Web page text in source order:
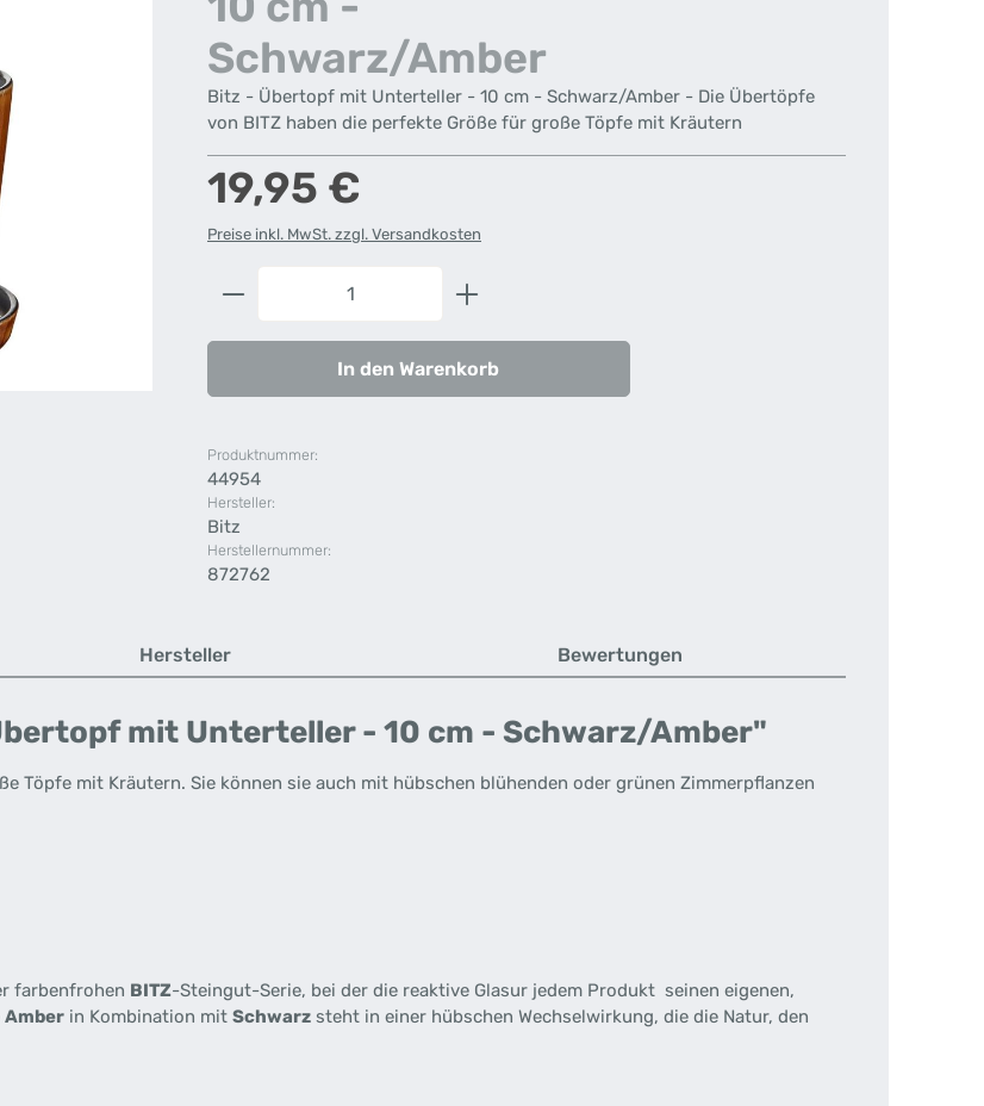
Schwarz/Amber
Bitz - Übertopf mit Unterteller - 10 cm - Schwarz/Amber - Die Übertöpfe
von BITZ haben die perfekte Größe für große Töpfe mit Kräutern
Regulärer Preis:
19,95 €
Preise inkl. MwSt. zzgl. Versandkosten
Produkt Anzahl: Gib den gewünschten Wert ein oder
In den Warenkorb
Produktnummer:
44954
Hersteller:
Bitz
Herstellernummer:
872762
Hersteller Bewertungen
mit Unterteller - 10 cm - Schwarz/Amber"
Töpfe mit Kräutern. Sie können sie auch mit hübschen blühenden oder grünen Zimmerpflanzen
farbenfrohen BITZ-Steingut-Serie, bei der die reaktive Glasur jedem Produkt seinen eigenen,
Amber in Kombination mit Schwarz steht in einer hübschen Wechselwirkung, die die Natur, den